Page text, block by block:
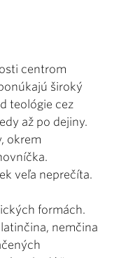
centrom
široký
teológie cez
až po dejiny.
okrem
veľa neprečíta.
formách.
nemčina